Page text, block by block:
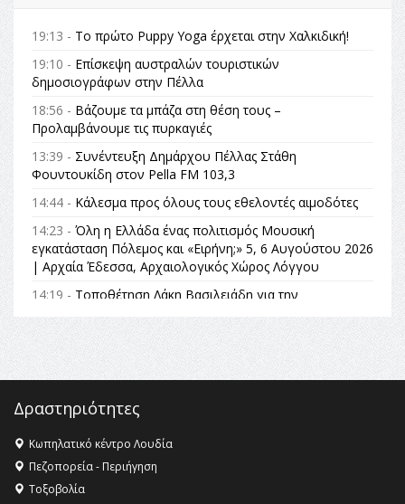
19:13 - Το πρώτο Puppy Yoga έρχεται στην Χαλκιδική!
19:10 - Επίσκεψη αυστραλών τουριστικών
δημοσιογράφων στην Πέλλα
18:56 - Βάζουμε τα μπάζα στη θέση τους –
Προλαμβάνουμε τις πυρκαγιές
13:39 - Συνέντευξη Δημάρχου Πέλλας Στάθη
Φουντουκίδη στον Pella FM 103,3
14:44 - Κάλεσμα προς όλους τους εθελοντές αιμοδότες
14:23 - Όλη η Ελλάδα ένας πολιτισμός Μουσική
εγκατάσταση Πόλεμος και «Ειρήνη;» 5, 6 Αυγούστου 2026
| Αρχαία Έδεσσα, Αρχαιολογικός Χώρος Λόγγου
14:19 - Τοποθέτηση Λάκη Βασιλειάδη για την
θεσμικές διαδικασίες υπάρχει μόνο η ευθύνη απέναντι
στις επόμενες γενιές»
16:35 -Το πρόγραμμα του ΠΑΟΚ στον δεύτερο γύρο του
16:27 - Όλυμπος: Εντάχθηκε στον Κατάλογο Παγκόσμιας
Κληρονομιάς της UNESCO – Ομόφωνη η απόφαση Ο
Όλυμπος αναγνωρίστηκε ως φυσικό και πολιτιστικό
αγαθό εξέχουσας οικουμενικής αξίας για την
ανθρωπότητα
Δραστηριότητες
Κωπηλατικό κέντρο Λουδία
Πεζοπορεία - Περιήγηση
Τοξοβολία